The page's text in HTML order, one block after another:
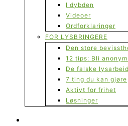
I dybden
Videoer
Ordforklaringer
FOR LYSBRINGERE
Den store
12 tips: Bli
De falske
7 ting du kan gjøre
Aktivt for frihet
Løsninger